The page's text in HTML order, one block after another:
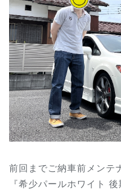
前回までご納車前メンテ
『希少パールホワイト